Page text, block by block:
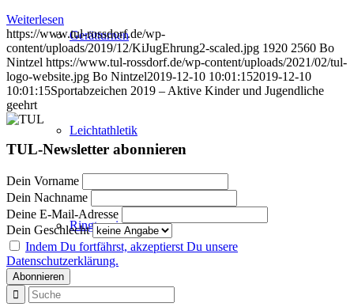
Gerätturnen
Leichtathletik
Ringtennis
Weiterlesen
https://www.tul-rossdorf.de/wp-
content/uploads/2019/12/KiJugEhrung2-scaled.jpg 1920 2560 Bo
Nintzel https://www.tul-rossdorf.de/wp-content/uploads/2021/02/tul-
logo-website.jpg Bo Nintzel2019-12-10 10:01:152019-12-10
10:01:15Sportabzeichen 2019 – Aktive Kinder und Jugendliche
geehrt
TUL-Newsletter abonnieren
Dein Vorname
Dein Nachname
Deine E-Mail-Adresse
Dein Geschlecht
Indem Du fortfährst, akzeptierst Du unsere
Datenschutzerklärung.